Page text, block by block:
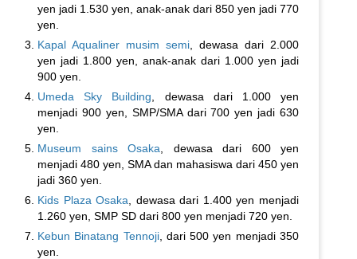
yen jadi 1.530 yen, anak-anak dari 850 yen jadi 770
yen.
Kapal Aqualiner musim semi , dewasa dari 2.000
yen jadi 1.800 yen, anak-anak dari 1.000 yen jadi
900 yen.
Umeda Sky Building , dewasa dari 1.000 yen
menjadi 900 yen, SMP/SMA dari 700 yen jadi 630
yen.
Museum sains Osaka , dewasa dari 600 yen
menjadi 480 yen, SMA dan mahasiswa dari 450 yen
jadi 360 yen.
Kids Plaza Osaka , dewasa dari 1.400 yen menjadi
1.260 yen, SMP SD dari 800 yen menjadi 720 yen.
Kebun Binatang Tennoji, dari 500 yen menjadi 350
yen.